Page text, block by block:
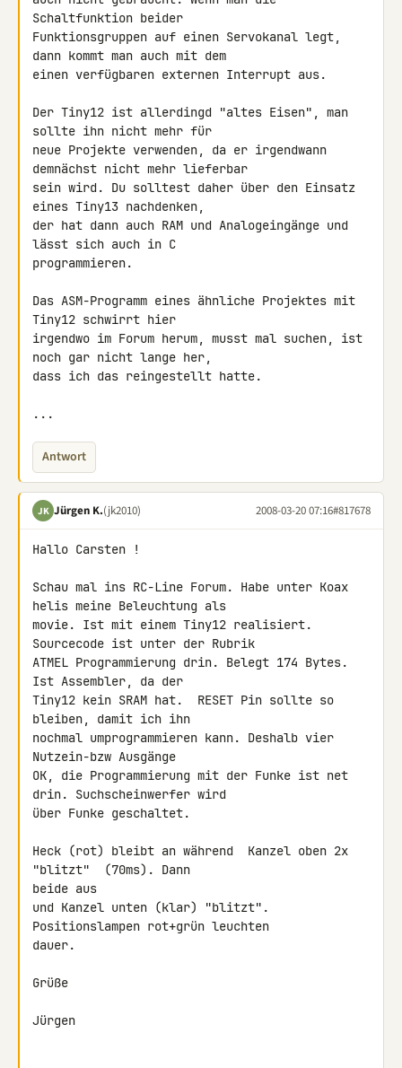
Schaltfunktion beider
Funktionsgruppen auf einen Servokanal legt,
dann kommt man auch mit dem
einen verfügbaren externen Interrupt aus.
Der Tiny12 ist allerdingd "altes Eisen", man
sollte ihn nicht mehr für
neue Projekte verwenden, da er irgendwann
demnächst nicht mehr lieferbar
sein wird. Du solltest daher über den Einsatz
eines Tiny13 nachdenken,
der hat dann auch RAM und Analogeingänge und
lässt sich auch in C
programmieren.
Das ASM-Programm eines ähnliche Projektes mit
Tiny12 schwirrt hier
irgendwo im Forum herum, musst mal suchen, ist
noch gar nicht lange her,
dass ich das reingestellt hatte.
...
Antwort
JK Jürgen K.(jk2010) 2008-03-20 07:16#817678
Hallo Carsten !
Schau mal ins RC-Line Forum. Habe unter Koax
helis meine Beleuchtung als
movie. Ist mit einem Tiny12 realisiert.
Sourcecode ist unter der Rubrik
ATMEL Programmierung drin. Belegt 174 Bytes.
Ist Assembler, da der
Tiny12 kein SRAM hat.  RESET Pin sollte so
bleiben, damit ich ihn
nochmal umprogrammieren kann. Deshalb vier
Nutzein-bzw Ausgänge
OK, die Programmierung mit der Funke ist net
drin. Suchscheinwerfer wird
über Funke geschaltet.
Heck (rot) bleibt an während  Kanzel oben 2x
"blitzt"  (70ms). Dann
beide aus
und Kanzel unten (klar) "blitzt".
Positionslampen rot+grün leuchten
dauer.
Grüße
Jürgen